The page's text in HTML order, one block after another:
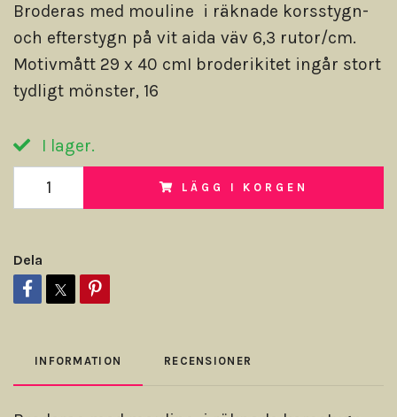
Broderas med mouline i räknade korsstygn-
och efterstygn på vit aida väv 6,3 rutor/cm.
Motivmått 29 x 40 cmI broderikitet ingår stort
tydligt mönster, 16
I lager.
LÄGG I KORGEN
Dela
INFORMATION RECENSIONER